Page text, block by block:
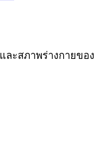
ละสภาพร่างกายข